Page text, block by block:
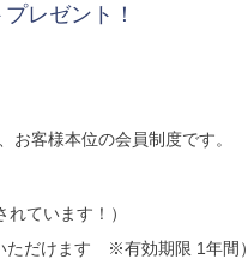
レゼント！
客様本位の会員制度です。
ています！）
ただけます ※有効期限 1年間）